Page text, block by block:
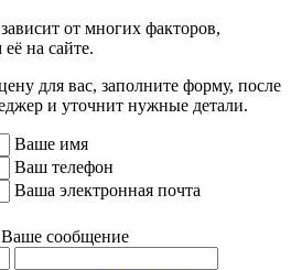
от многих факторов,
на сайте.
для вас, заполните форму, после
и уточнит нужные детали.
Ваше имя
Ваш телефон
Ваша электронная почта
Ваше сообщение